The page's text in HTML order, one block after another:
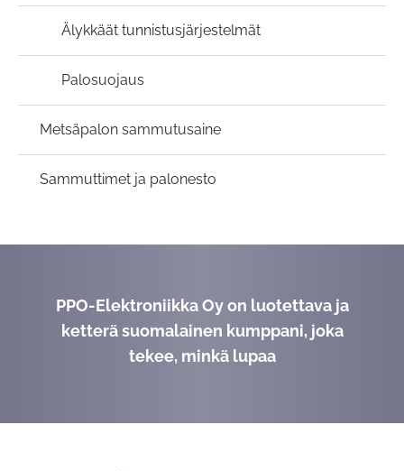
Älykkäät tunnistusjärjestelmät
Palosuojaus
Metsäpalon sammutusaine
Sammuttimet ja palonesto
PPO-Elektroniikka Oy on luotettava ja
ketterä suomalainen kumppani, joka
tekee, minkä lupaa